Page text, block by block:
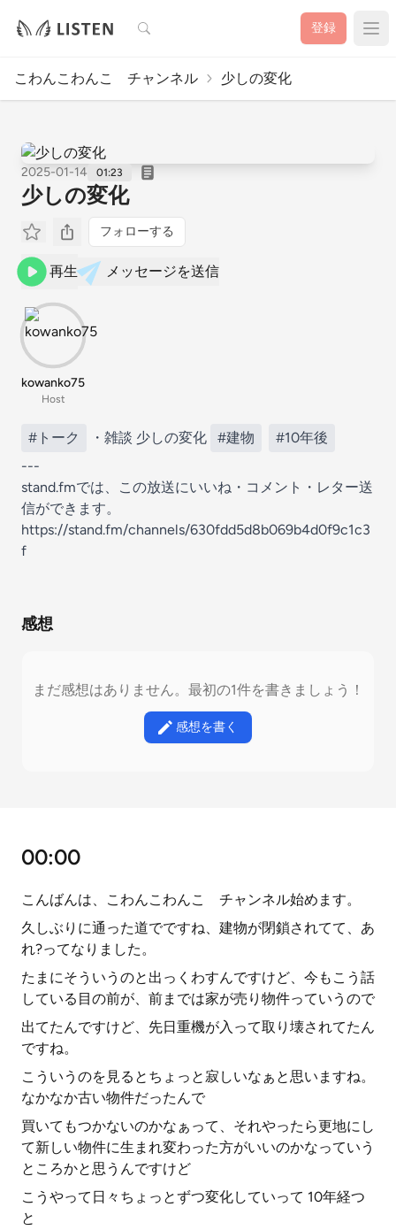
検索 登録
こわんこわんこ チャンネル 少しの変化
2025-01-14 01:23
少しの変化
フォローする
再生 メッセージを送信
kowanko75
Host
#トーク ・雑談 少しの変化 #建物
#10年後
---
stand.fmでは、この放送にいいね・コメント・レター送
信ができます。
https://stand.fm/channels/630fdd5d8b069b4d0f9c1c3
f
感想
まだ感想はありません。最初の1件を書きましょう！
感想を書く
00:00
こんばんは、こわんこわんこ チャンネル始めます。
久しぶりに通った道でですね、建物が閉鎖されてて、あ
れ?ってなりました。
たまにそういうのと出っくわすんですけど、今もこう話
している目の前が、前までは家が売り物件っていうので
出てたんですけど、先日重機が入って取り壊されてたん
ですね。
こういうのを見るとちょっと寂しいなぁと思いますね。
なかなか古い物件だったんで
買いてもつかないのかなぁって、それやったら更地にし
て新しい物件に生まれ変わった方がいいのかなっていう
ところかと思うんですけど
こうやって日々ちょっとずつ変化していって 10年経つ
と